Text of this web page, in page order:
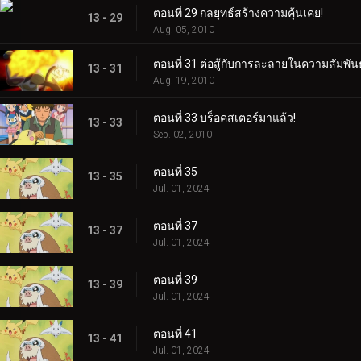
13 - 29 ตอนที่ 29 กลยุทธ์สร้างความคุ้นเคย!
Aug. 05, 2010
13 - 31 ตอนที่ 31 ต่อสู้กับการละลายในความสัมพัน
Aug. 19, 2010
13 - 33 ตอนที่ 33 บร็อคสเตอร์มาแล้ว!
Sep. 02, 2010
13 - 35 ตอนที่ 35
Jul. 01, 2024
13 - 37 ตอนที่ 37
Jul. 01, 2024
13 - 39 ตอนที่ 39
Jul. 01, 2024
13 - 41 ตอนที่ 41
Jul. 01, 2024